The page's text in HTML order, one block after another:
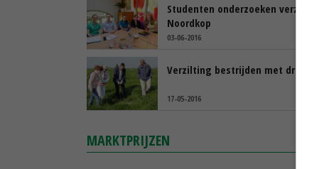
Studenten onderzoeken verzilting
Noordkop
03-06-2016
Verzilting bestrijden met drainage
17-05-2016
MARKTPRIJZEN